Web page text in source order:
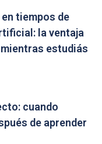
tiempos de
la ventaja
estudiás
cuando
de aprender